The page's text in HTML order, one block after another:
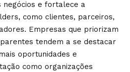
e fortalece a
como clientes, parceiros,
Empresas que priorizam
tendem a se destacar
oportunidades e
como organizações